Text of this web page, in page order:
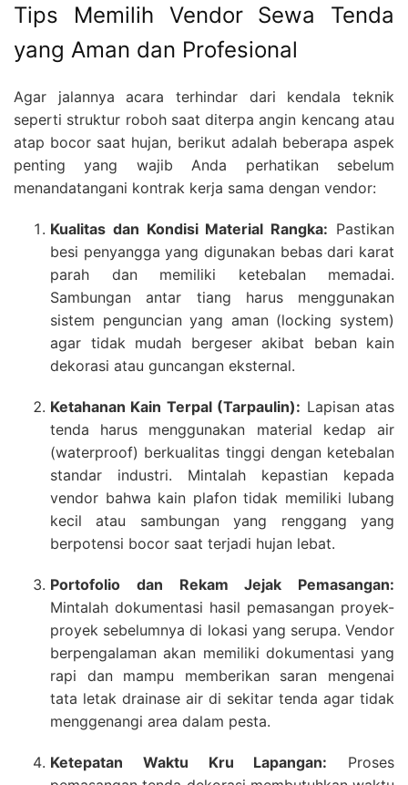
Tips Memilih Vendor Sewa Tenda
yang Aman dan Profesional
Agar jalannya acara terhindar dari kendala teknik
seperti struktur roboh saat diterpa angin kencang atau
atap bocor saat hujan, berikut adalah beberapa aspek
penting yang wajib Anda perhatikan sebelum
menandatangani kontrak kerja sama dengan vendor:
Kualitas dan Kondisi Material Rangka: Pastikan
besi penyangga yang digunakan bebas dari karat
parah dan memiliki ketebalan memadai.
Sambungan antar tiang harus menggunakan
sistem penguncian yang aman (locking system)
agar tidak mudah bergeser akibat beban kain
dekorasi atau guncangan eksternal.
Ketahanan Kain Terpal (Tarpaulin): Lapisan atas
tenda harus menggunakan material kedap air
(waterproof) berkualitas tinggi dengan ketebalan
standar industri. Mintalah kepastian kepada
vendor bahwa kain plafon tidak memiliki lubang
kecil atau sambungan yang renggang yang
berpotensi bocor saat terjadi hujan lebat.
Portofolio dan Rekam Jejak Pemasangan:
Mintalah dokumentasi hasil pemasangan proyek-
proyek sebelumnya di lokasi yang serupa. Vendor
berpengalaman akan memiliki dokumentasi yang
rapi dan mampu memberikan saran mengenai
tata letak drainase air di sekitar tenda agar tidak
menggenangi area dalam pesta.
Ketepatan Waktu Kru Lapangan: Proses